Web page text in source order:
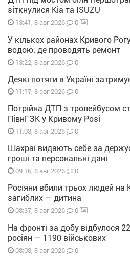
зіткнулися Kia та ISUZU
13:41, 8 авг 2026 0
У кількох районах Кривого
водою: де проводять ремонт
13:22, 8 авг 2026 0
Деякі потяги в Україні
11:17, 8 авг 2026 0
Потрійна ДТП з тролейбусом
ПівнГЗК у Кривому Розі
11:08, 8 авг 2026 0
Шахраї видають себе за
гроші та персональні дані
09:16, 8 авг 2026 0
Росіяни вбили трьох людей на
загиблих — дитина
08:37, 8 авг 2026 0
На фронті за добу відбулося
росіян — 1190 військових
08:08, 8 авг 2026 0